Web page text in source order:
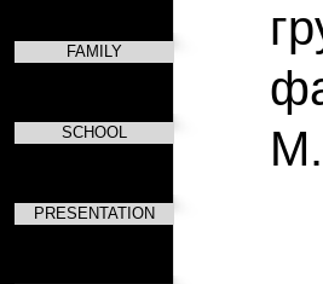
FAMILY
SCHOOL
PRESENTATION